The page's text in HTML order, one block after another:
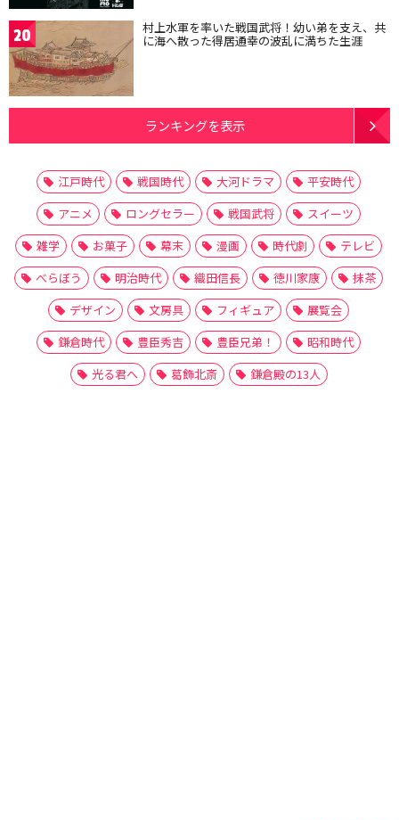
20 村上水軍を率いた戦国武将！幼い弟を支え、共
に海へ散った得居通幸の波乱に満ちた生涯
ランキングを表示
江戸時代 戦国時代 大河ドラマ
平安時代
アニメ
ロングセラー 戦国武将
スイーツ
雑学
お菓子 幕末 漫画 時代劇
テレビ
べらぼう
明治時代 織田信長 徳川家康
抹茶
デザイン
文房具 フィギュア
展覧会
鎌倉時代
豊臣秀吉 豊臣兄弟！
昭和時代
光る君へ
葛飾北斎 鎌倉殿の13人